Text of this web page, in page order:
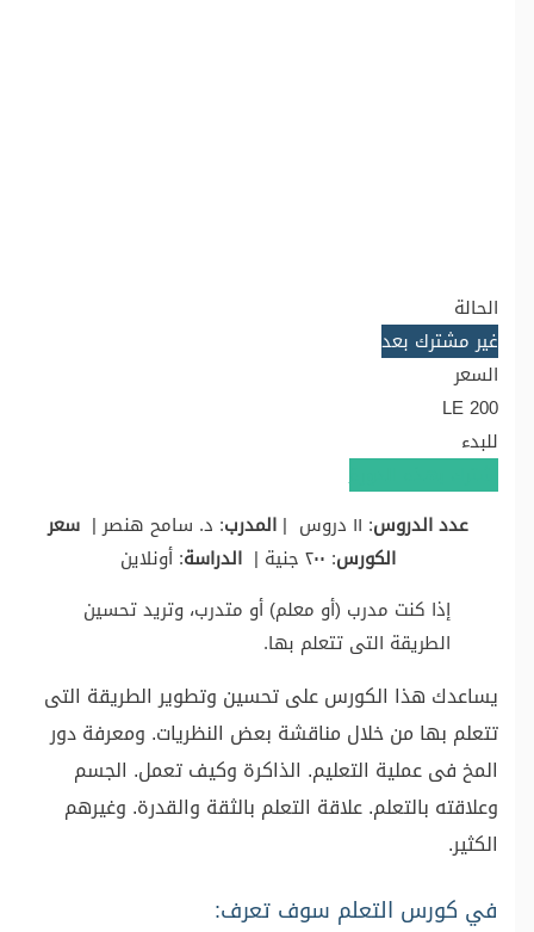
الحالة
غير مشترك بعد
السعر
LE 200
للبدء
عدد الدروس: ١١ دروس | المدرب: د. سامح هنصر | سعر
الكورس: ٢٠٠ جنية | الدراسة: أونلاين
إذا كنت مدرب (أو معلم) أو متدرب، وتريد تحسين
الطريقة التى تتعلم بها.
يساعدك هذا الكورس على تحسين وتطوير الطريقة التى
تتعلم بها من خلال مناقشة بعض النظريات. ومعرفة دور
المخ فى عملية التعليم. الذاكرة وكيف تعمل. الجسم
وعلاقته بالتعلم. علاقة التعلم بالثقة والقدرة. وغيرهم
الكثير.
في كورس التعلم سوف تعرف: